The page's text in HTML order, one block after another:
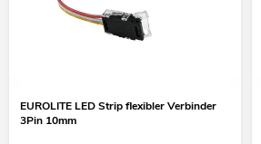
EUROLITE LED Strip flexibler Verbinder
3Pin 10mm